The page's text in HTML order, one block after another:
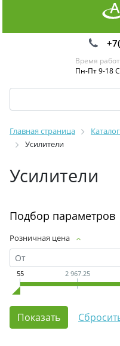
Время
Пн-Пт 9-18
Главная страница Каталог
Усилители
Усилители
Подбор параметров
Розничная цена
55 2 967.25